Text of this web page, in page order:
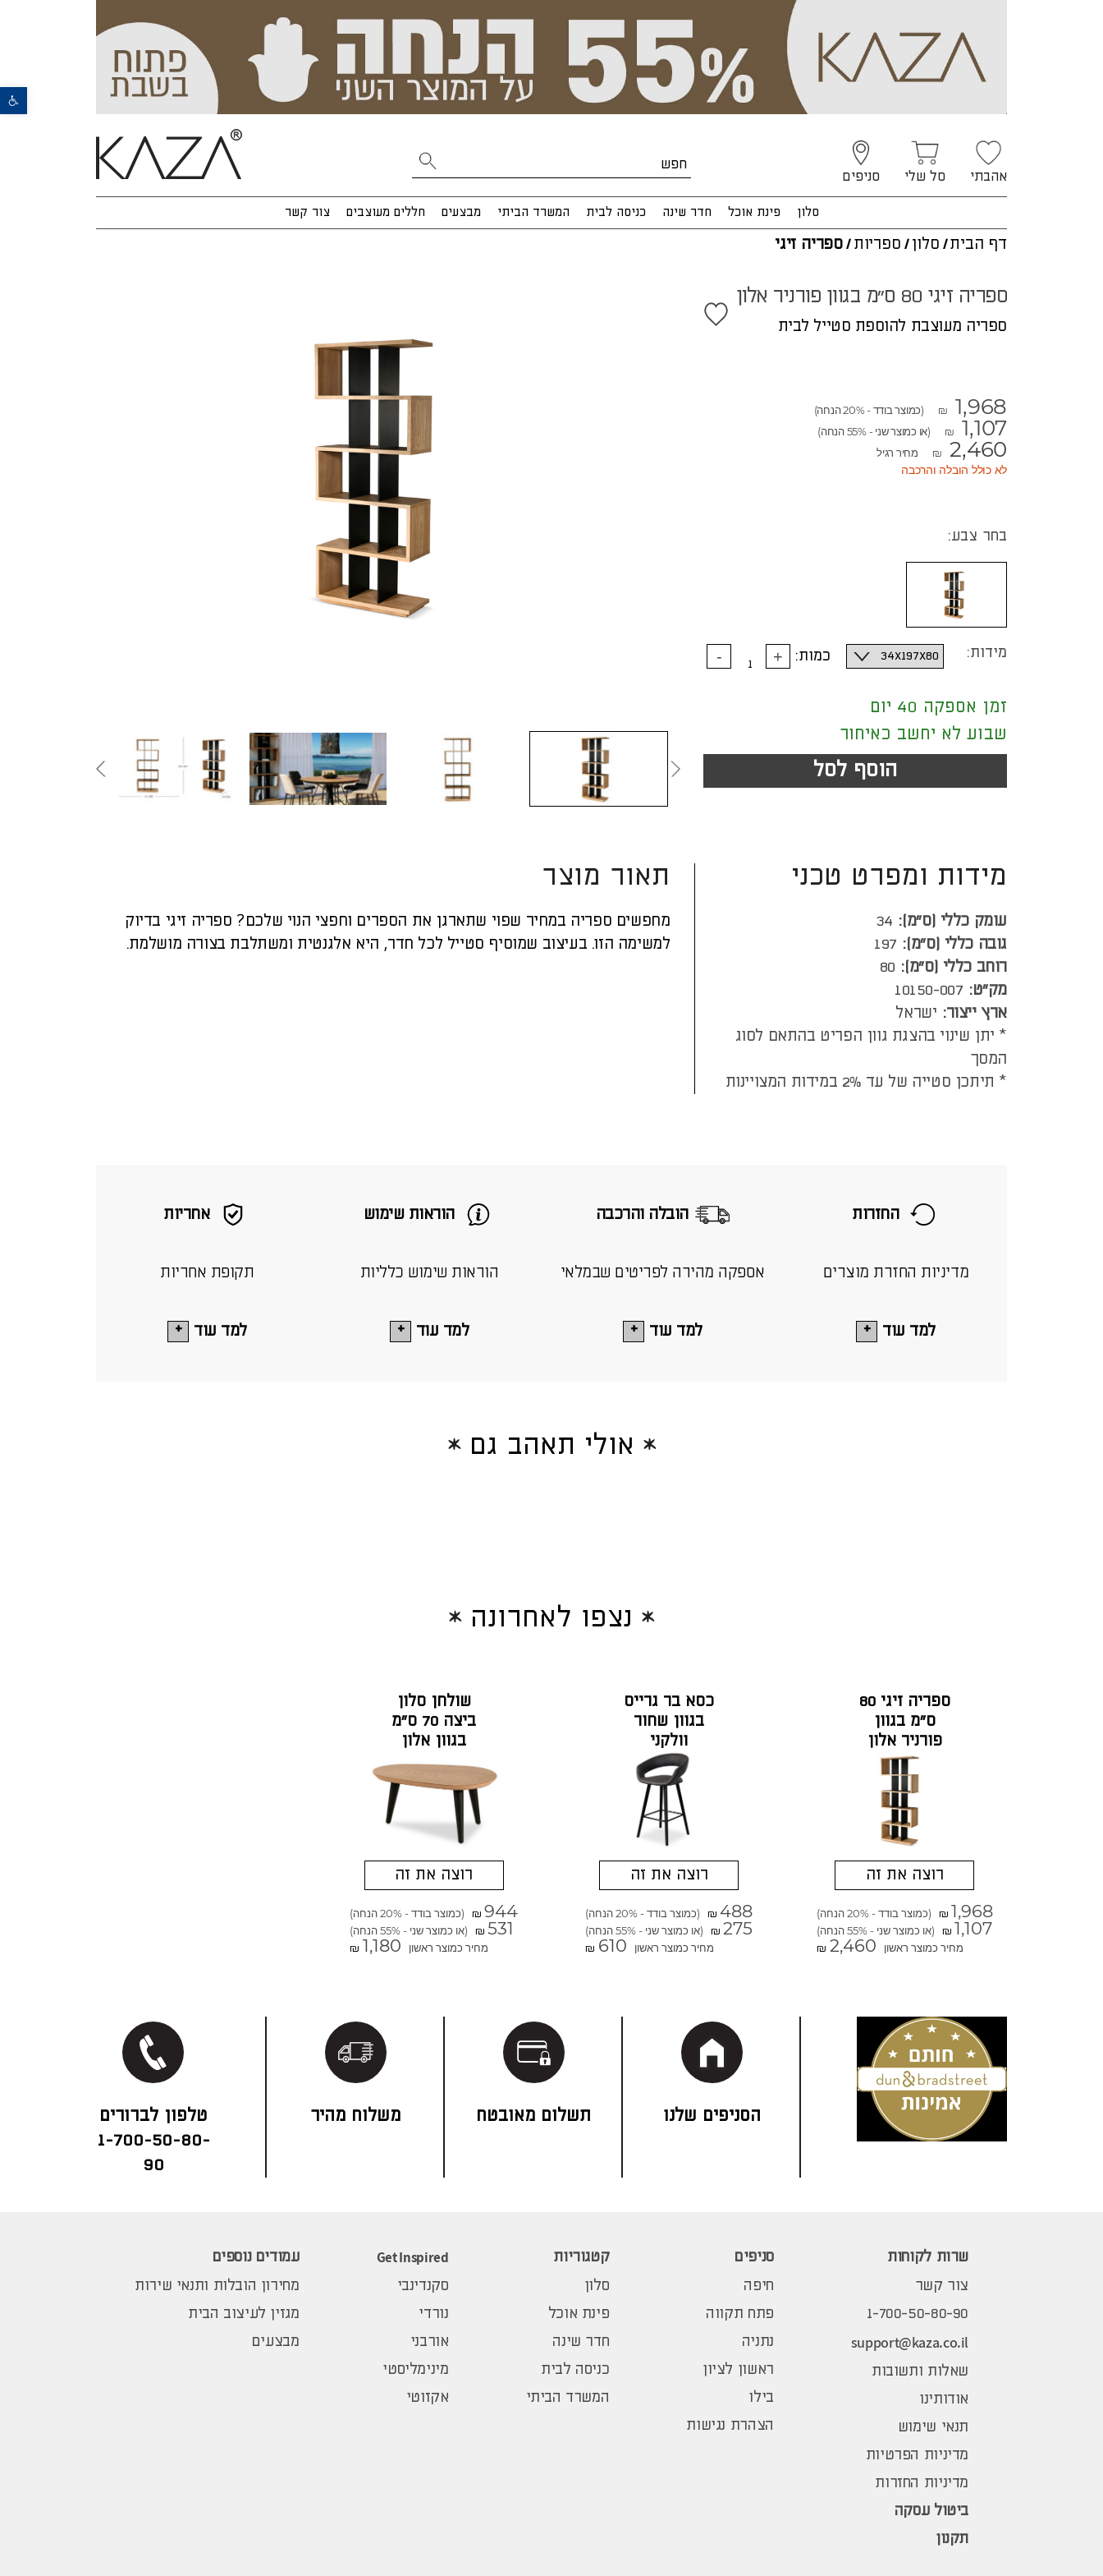
פתח סרגל נגישות
אהבתי סל שלי סניפים
סלון פינת אוכל חדר שינה כניסה לבית המשרד הביתי מבצעים חללים מעוצבים צור קשר
דף הבית/ סלון / ספריות /ספריה זיגי
ספריה זיגי 80 ס"מ בגוון פורניר אלון
ספריה מעוצבת להוספת סטייל לבית
₪ 1,968 (כמוצר בודד - 20% הנחה)
₪ 1,107 (או כמוצר שני - 55% הנחה)
₪ 2,460 מחיר רגיל
לא כולל הובלה והרכבה
בחר צבע:
מידות: נקה כמות:
זמן אספקה 40 יום
שבוע לא יחשב כאיחור
הוסף לסל
תאור מוצר
מחפשים ספריה במחיר שפוי שתארגן את הספרים וחפצי הנוי שלכם? ספריה זיגי בדיוק
למשימה הזו. בעיצוב שמוסיף סטייל לכל חדר, היא אלגנטית ומשתלבת בצורה מושלמת.
מידות ומפרט טכני
עומק כללי (ס”מ): 34
גובה כללי (ס”מ): 197
רוחב כללי (ס”מ): 80
מק"ט: 10150-007
ארץ ייצור: ישראל
* יתן שינוי בהצגת גוון הפריט בהתאם לסוג
המסך
* תיתכן סטייה של עד 2% במידות המצויינות
אחריות
תקופת אחריות
למד עוד
הוראות שימוש
הוראות שימוש כלליות
למד עוד
הובלה והרכבה
אספקה מהירה לפריטים שבמלאי
למד עוד
החזרות
מדיניות החזרת מוצרים
למד עוד
אולי תאהב גם
נצפו לאחרונה
ספריה זיגי 80
ס"מ בגוון
פורניר אלון
רוצה את זה
₪ 1,968 (כמוצר בודד - 20% הנחה)
₪ 1,107
(או כמוצר שני - 55% הנחה)
מחיר כמוצר ראשון
₪ 2,460
כסא בר גרייס
בגוון שחור
וולקני
רוצה את זה
₪ 488 (כמוצר בודד - 20% הנחה)
₪ 275
(או כמוצר שני - 55% הנחה)
מחיר כמוצר ראשון
₪ 610
שולחן סלון
ביצה 70 ס"מ
בגוון אלון
טבעי
רוצה את זה
₪ 944 (כמוצר בודד - 20% הנחה)
₪ 531
(או כמוצר שני - 55% הנחה)
מחיר כמוצר ראשון
₪ 1,180
הסניפים שלנו תשלום מאובטח משלוח מהיר
1-700-50-80-
90
שרות לקוחות
צור קשר
1-700-50-80-90
support@kaza.co.il
שאלות ותשובות
אודותינו
תנאי שימוש
מדיניות הפרטיות
מדיניות החזרות
ביטול עסקה
תקנון
סניפים
חיפה
פתח תקווה
נתניה
ראשון לציון
בילו
הצהרת נגישות
קטגוריות
סלון
פינת אוכל
חדר שינה
כניסה לבית
המשרד הביתי
Get Inspired
סקנדינבי
נורדי
אורבני
מינימליסטי
אקזוטי
עמודים נוספים
מחירון הובלות ותנאי שירות
מגזין לעיצוב הבית
מבצעים